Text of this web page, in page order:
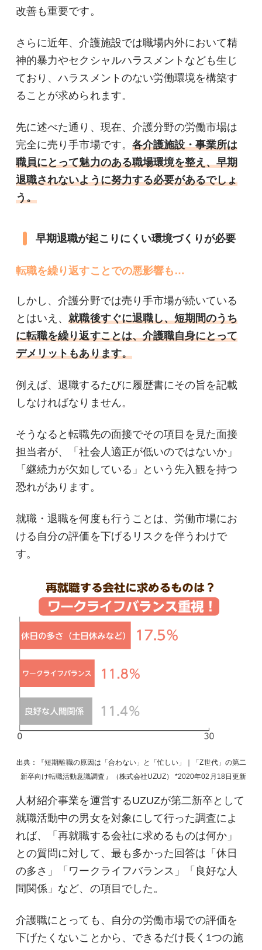
改善も重要です。
さらに近年、介護施設では職場内外において精
神的暴力やセクシャルハラスメントなども生じ
ており、ハラスメントのない労働環境を構築す
ることが求められます。
先に述べた通り、現在、介護分野の労働市場は
完全に売り手市場です。 各介護施設・事業所は
職員にとって魅力のある職場環境を整え、早期
退職されないように努力する必要があるでしょ
う。
早期退職が起こりにくい環境づくりが必要
転職を繰り返すことでの悪影響も…
しかし、介護分野では売り手市場が続いている
とはいえ、就職後すぐに退職し、短期間のうち
に転職を繰り返すことは、介護職自身にとって
デメリットもあります。
例えば、退職するたびに履歴書にその旨を記載
しなければなりません。
そうなると転職先の面接でその項目を見た面接
担当者が、「社会人適正が低いのではないか」
「継続力が欠如している」という先入観を持つ
恐れがあります。
就職・退職を何度も行うことは、労働市場にお
ける自分の評価を下げるリスクを伴うわけで
す。
出典：『短期離職の原因は「合わない」と「忙しい」｜「Z世代」の第二
新卒向け転職活動意識調査』（株式会社UZUZ） 2020年02月18日 更新
人材紹介事業を運営するUZUZが第二新卒として
就職活動中の男女を対象にして行った調査によ
れば、「再就職する会社に求めるものは何か」
との質問に対して、最も多かった回答は「休日
の多さ」「ワークライフバランス」「良好な人
間関係」など、の項目でした。
介護職にとっても、自分の労働市場での評価を
下げたくないことから、できるだけ長く1つの施